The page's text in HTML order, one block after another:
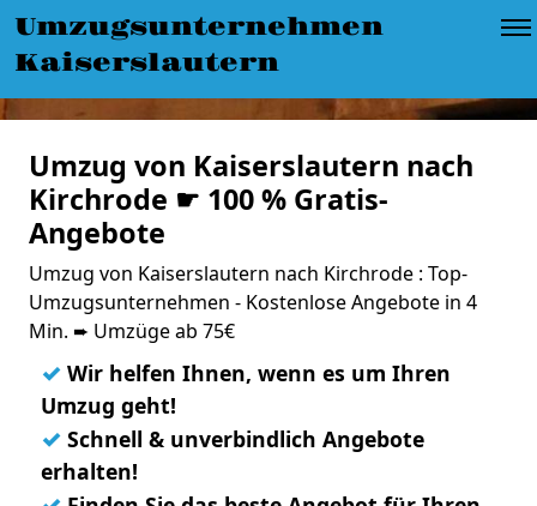
Umzugsunternehmen
Kaiserslautern
Umzug von Kaiserslautern nach
Kirchrode ☛ 100 % Gratis-
Angebote
Umzug von Kaiserslautern nach Kirchrode : Top-
Umzugsunternehmen - Kostenlose Angebote in 4
Min. ➨ Umzüge ab 75€
✓ Wir helfen Ihnen, wenn es um Ihren
Umzug geht!
✓ Schnell & unverbindlich Angebote
erhalten!